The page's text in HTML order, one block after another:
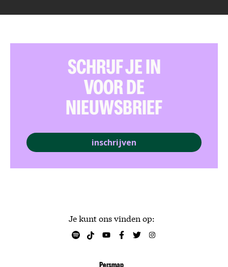
Je kunt ons vinden op:
SCHRIJF JE IN
VOOR DE
NIEUWSBRIEF
inschrijven